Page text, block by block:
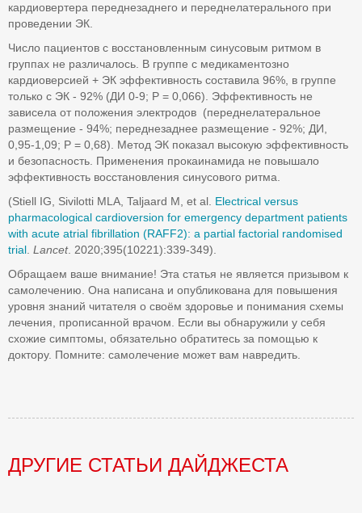
кардиовертера переднезаднего и переднелатерального при
проведении ЭК.
Число пациентов с восстановленным синусовым ритмом в
группах не различалось. В группе с медикаментозно
кардиоверсией + ЭК эффективность составила 96%, в группе
только с ЭК - 92% (ДИ 0-9; P = 0,066). Эффективность не
зависела от положения электродов (переднелатеральное
размещение - 94%; переднезаднее размещение - 92%; ДИ,
0,95-1,09; P = 0,68). Метод ЭК показал высокую эффективность
и безопасность. Применения прокаинамида не повышало
эффективность восстановления синусового ритма.
(Stiell IG, Sivilotti MLA, Taljaard M, et al. Electrical versus
pharmacological cardioversion for emergency department patients
with acute atrial fibrillation (RAFF2): a partial factorial randomised
trial Lancet. 2020;395(10221):339-349).
Обращаем ваше внимание! Эта статья не является призывом к
самолечению. Она написана и опубликована для повышения
уровня знаний читателя о своём здоровье и понимания схемы
лечения, прописанной врачом. Если вы обнаружили у себя
схожие симптомы, обязательно обратитесь за помощью к
доктору. Помните: самолечение может вам навредить.
ДРУГИЕ СТАТЬИ ДАЙДЖЕСТА